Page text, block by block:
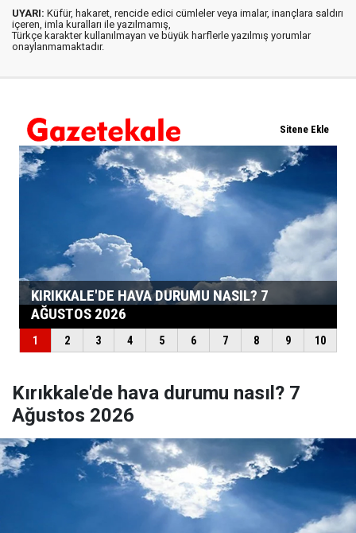
UYARI: Küfür, hakaret, rencide edici cümleler veya imalar, inançlara saldırı
içeren, imla kuralları ile yazılmamış,
Türkçe karakter kullanılmayan ve büyük harflerle yazılmış yorumlar
onaylanmamaktadır.
Kırıkkale'de hava durumu nasıl? 7
Ağustos 2026